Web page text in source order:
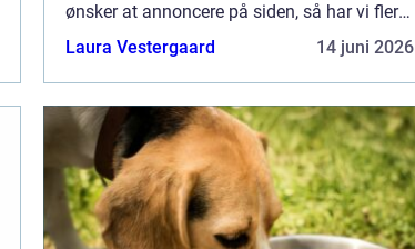
ønsker at annoncere på siden, så har vi flere
muligheder. Bannerannoncering er blot én af
Laura Vestergaard 14 juni 2026